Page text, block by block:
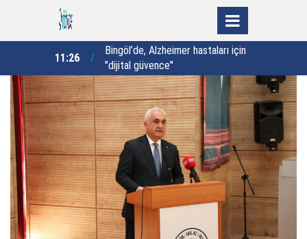
11:17
Bakan Çiftçi’den, Yeşil Vatan için
çağrı: